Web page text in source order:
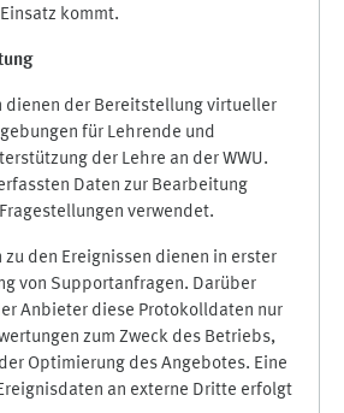
kommt.
dienen der Bereitstellung virtueller
für Lehrende und
der Lehre an der WWU.
Daten zur Bearbeitung
verwendet.
zu den Ereignissen dienen in erster
von Supportanfragen. Darüber
Anbieter diese Protokolldaten nur
zum Zweck des Betriebs,
Optimierung des Angebotes. Eine
an externe Dritte erfolgt